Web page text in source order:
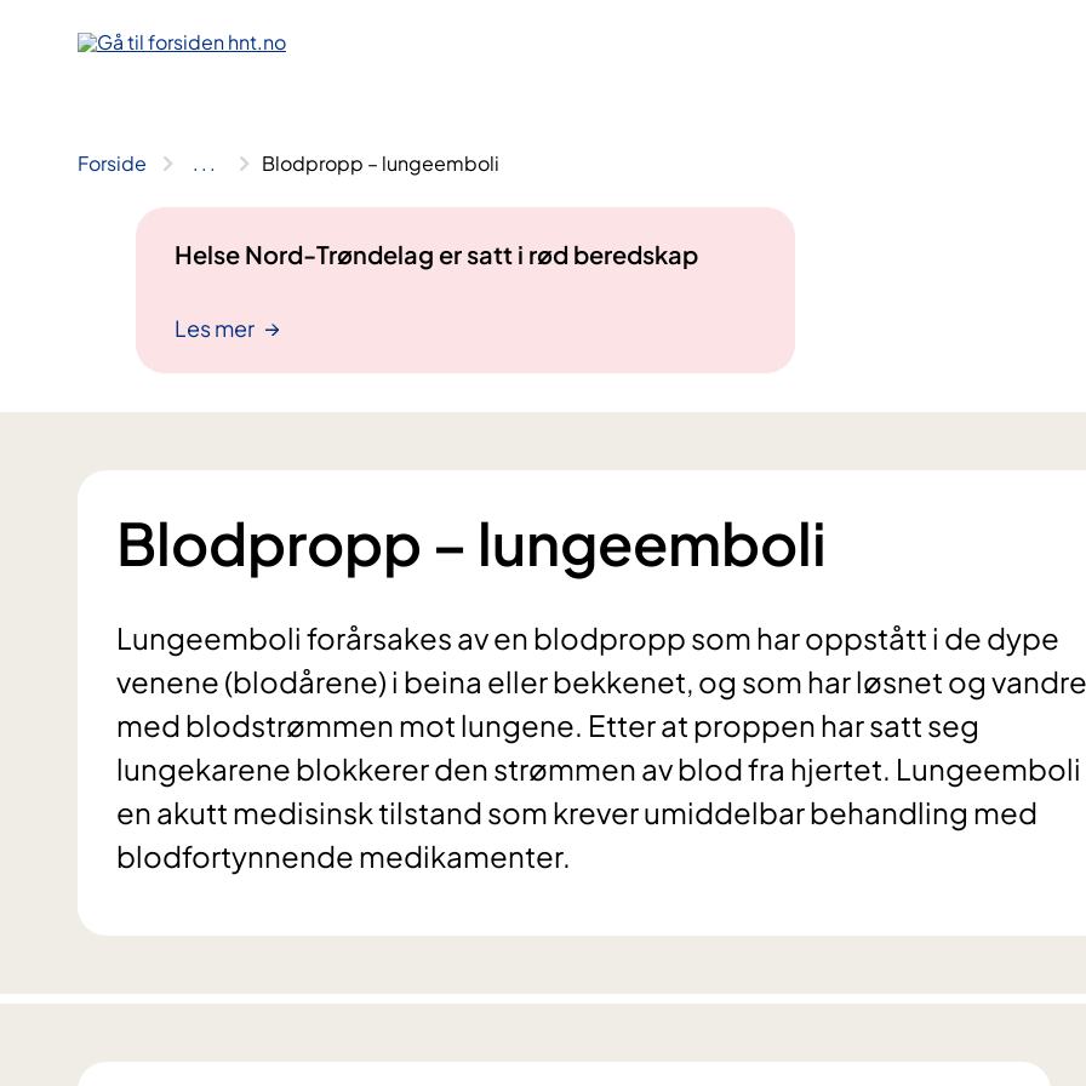
Forside .. . Blodpropp – lungeemboli
Helse Nord-Trøndelag er satt i rød beredskap
Les mer
Blodpropp – lungeemboli
Lungeemboli forårsakes av en blodpropp som har oppstått i de dype
venene (blodårene) i beina eller bekkenet, og som har løsnet og
med blodstrømmen mot lungene. Etter at proppen har satt seg
lungekarene blokkerer den strømmen av blod fra hjertet. Lungeemboli
en akutt medisinsk tilstand som krever umiddelbar behandling med
blodfortynnende medikamenter.